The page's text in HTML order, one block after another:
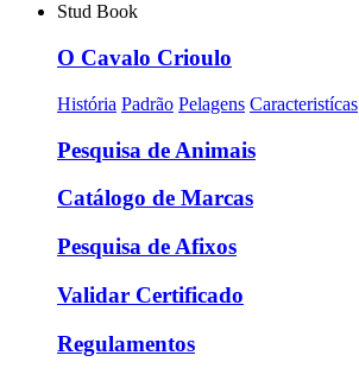
Stud Book
O Cavalo Crioulo
História Padrão Pelagens Caracteristícas
Pesquisa de Animais
Catálogo de Marcas
Pesquisa de Afixos
Validar Certificado
Regulamentos